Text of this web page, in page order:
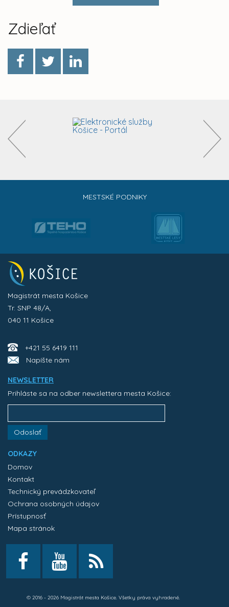
Zdieľať
MESTSKÉ PODNIKY
Magistrát mesta Košice
Tr. SNP 48/A,
040 11 Košice
+421 55 6419 111
Napíšte nám
NEWSLETTER
Prihláste sa na odber newslettera mesta Košice:
Odoslať
ODKAZY
Domov
Kontakt
Technický prevádzkovateľ
Ochrana osobných údajov
Prístupnosť
Mapa stránok
© 2016 - 2026 Magistrát mesta Košice. Všetky práva vyhradené.